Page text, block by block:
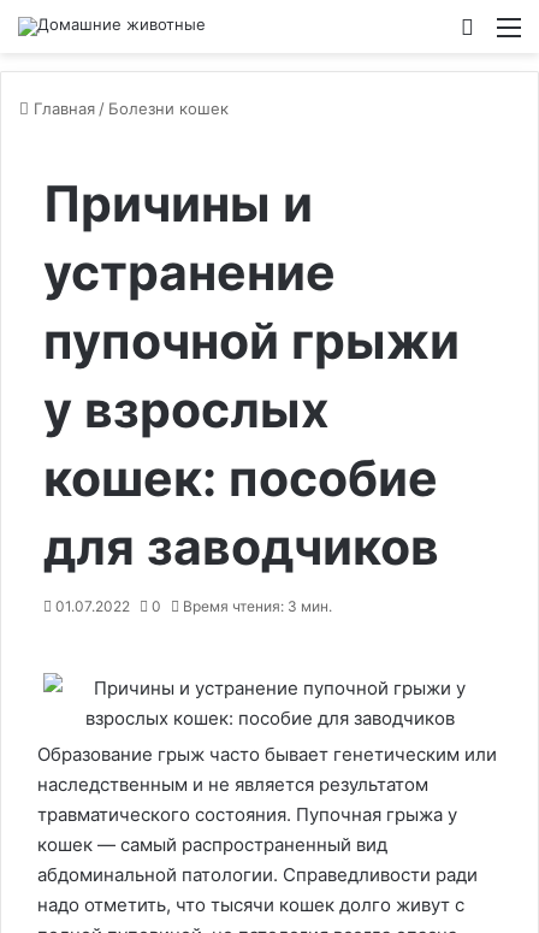
Главная / Болезни кошек
Причины и
устранение
пупочной грыжи
у взрослых
кошек: пособие
для заводчиков
01.07.2022 0 Время чтения: 3 мин.
Образование грыж часто бывает генетическим или
наследственным и не является результатом
травматического состояния. Пупочная грыжа у
кошек — самый распространенный вид
абдоминальной патологии. Справедливости ради
надо отметить, что тысячи кошек долго живут с